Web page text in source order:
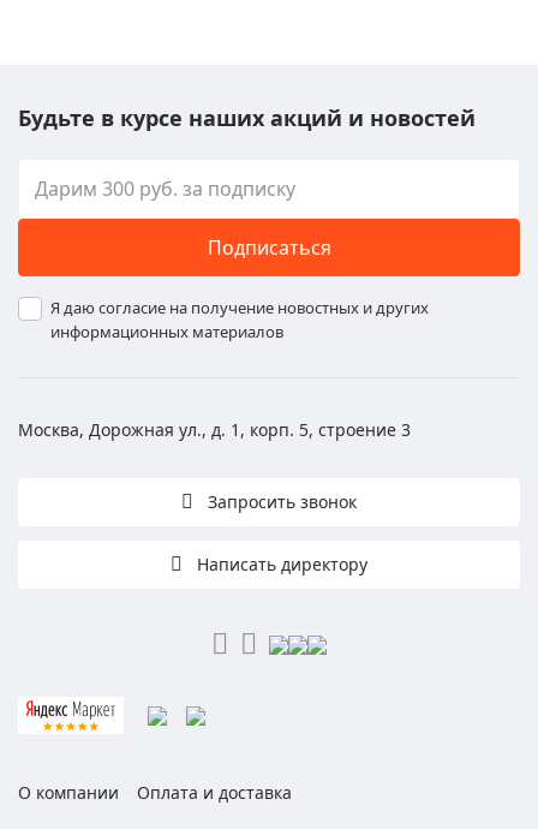
Будьте в курсе наших акций и новостей
Подписаться
Я даю согласие на получение новостных и других
информационных материалов
Москва, Дорожная ул., д. 1, корп. 5, строение 3
Запросить звонок
Написать директору
О компании
Оплата и доставка